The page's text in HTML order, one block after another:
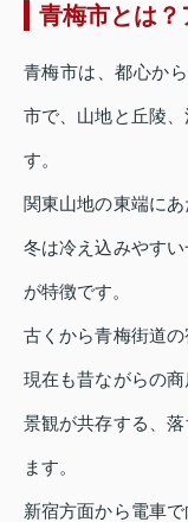
青梅市とは
青梅市は、都心か
市で、山地と丘陵
す。
関東山地の東端に
冬は冷え込みやす
が特徴です。
古くから青梅街道の
現在も昔ながらの
景観が共存する、
ます。
新宿方面から電車